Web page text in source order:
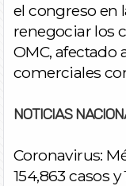
el congreso en
renegociar los
OMC, afectado
comerciales
NOTICIAS
Coronavirus:
154,863 casos y